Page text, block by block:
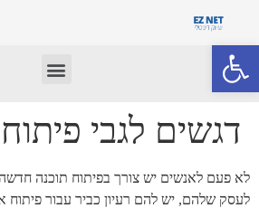
פתח סרגל נגישות
דגשים לגבי
לא פעם לאנשים יש צורך בפיתוח תוכנה
לעסק שלהם, יש להם רעיון כביר עבור פיתוח